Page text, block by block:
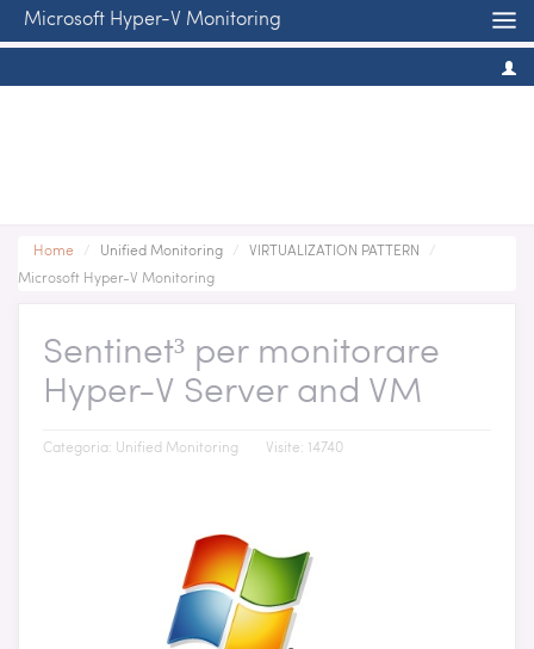
Home / Unified Monitoring / VIRTUALIZATION PATTERN
/
Microsoft Hyper-V Monitoring
Sentinet³ per monitorare
Hyper-V Server and VM
Categoria: Unified Monitoring Visite: 14740
Microsoft Hyper-V Monitoring